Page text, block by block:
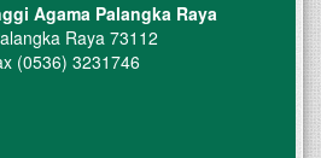
Agama Palangka Raya
Raya 73112
(0536) 3231746